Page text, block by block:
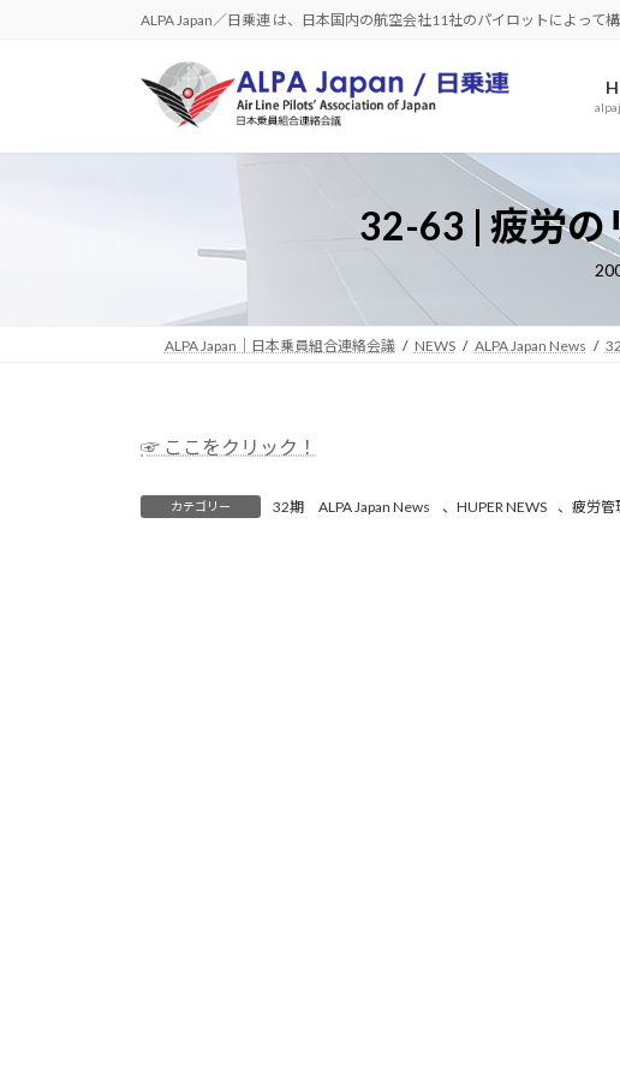
へ
ョ
ALPA Japan／日乗連 は、日本国内の航空会社11社のパイロットによって構
32-63 | 疲労の
ALPA Japan｜日本乗員組合連絡会議 NEWS ALPA Japan News
☞ ここをクリック！
カテゴリー 32期 ALPA Japan News 、 HUPER NEWS 、疲労管